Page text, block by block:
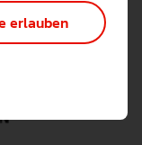
erlauben
Technisch notwendig (1)
sind alle technisch
Analyse / Statistiken (1)